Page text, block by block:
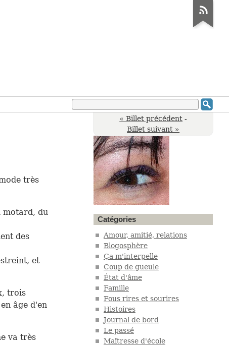
« Billet précédent -
Billet suivant »
très
motard, du
des
et
trois
âge d'en
va très
Catégories
Amour, amitié, relations
Blogosphère
Ça m'interpelle
Coup de gueule
État d'âme
Famille
Fous rires et sourires
Histoires
Journal de bord
Le passé
Maîtresse d'école